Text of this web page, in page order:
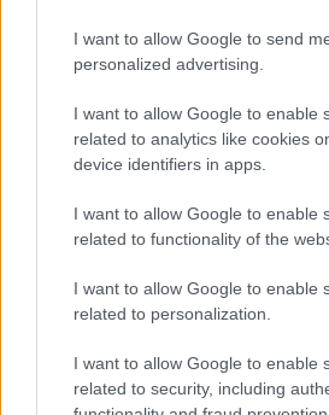
I want to allow Google to send
personalized advertising.
I want to allow Google to enable
related to analytics like cookies
device identifiers in apps.
I want to allow Google to enable
related to functionality of the
I want to allow Google to enable
related to personalization.
I want to allow Google to enable
related to security, including